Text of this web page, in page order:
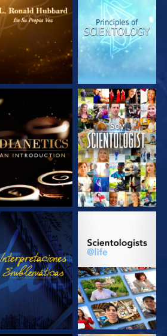
LAS
EXPLORA LAS
SERIES
LAS
VE
VE
EXPLORA LAS